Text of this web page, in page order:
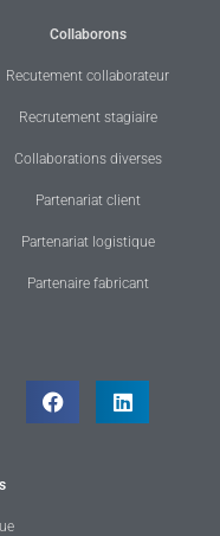
Collaborons
Recutement collaborateur
Recrutement stagiaire
Collaborations diverses
Partenariat client
Partenariat logistique
Partenaire fabricant